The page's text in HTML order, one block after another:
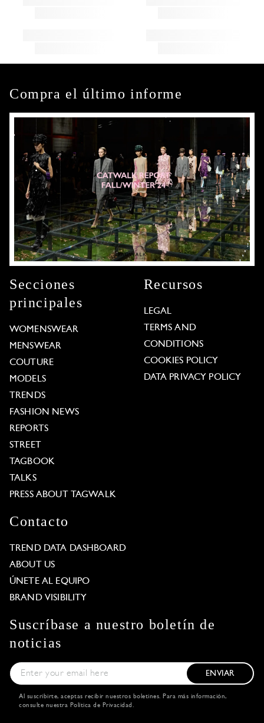
Compra el último informe
Secciones
principales
WOMENSWEAR
MENSWEAR
COUTURE
MODELS
TRENDS
FASHION NEWS
REPORTS
STREET
TAGBOOK
TALKS
PRESS ABOUT TAGWALK
Recursos
LEGAL
TERMS AND
CONDITIONS
COOKIES POLICY
DATA PRIVACY POLICY
Contacto
TREND DATA DASHBOARD
ABOUT US
ÚNETE AL EQUIPO
BRAND VISIBILITY
Suscríbase a nuestro boletín de
noticias
ENVIAR
Al suscribirte, aceptas recibir nuestros boletines. Para más información,
consulte nuestra Política de Privacidad .